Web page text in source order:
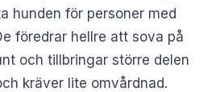
hunden för personer med
föredrar hellre att sova på
och tillbringar större delen
kräver lite omvårdnad.